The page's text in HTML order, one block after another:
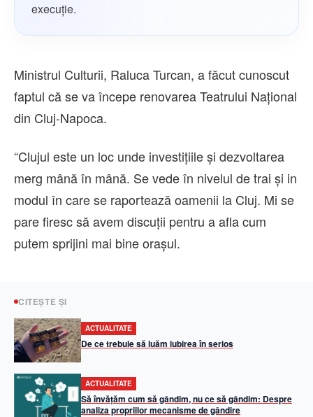
execuție.
Ministrul Culturii, Raluca Turcan, a făcut cunoscut
faptul că se va începe renovarea Teatrului Național
din Cluj-Napoca.
“Clujul este un loc unde investițiile și dezvoltarea
merg mână în mână. Se vede în nivelul de trai și in
modul în care se raportează oamenii la Cluj. Mi se
pare firesc să avem discuții pentru a afla cum
putem sprijini mai bine orașul.
CITEȘTE ȘI
ACTUALITATE
De ce trebuie să luăm iubirea în serios
ACTUALITATE
Să învățăm cum să gândim, nu ce să gândim: Despre
analiza propriilor mecanisme de gândire